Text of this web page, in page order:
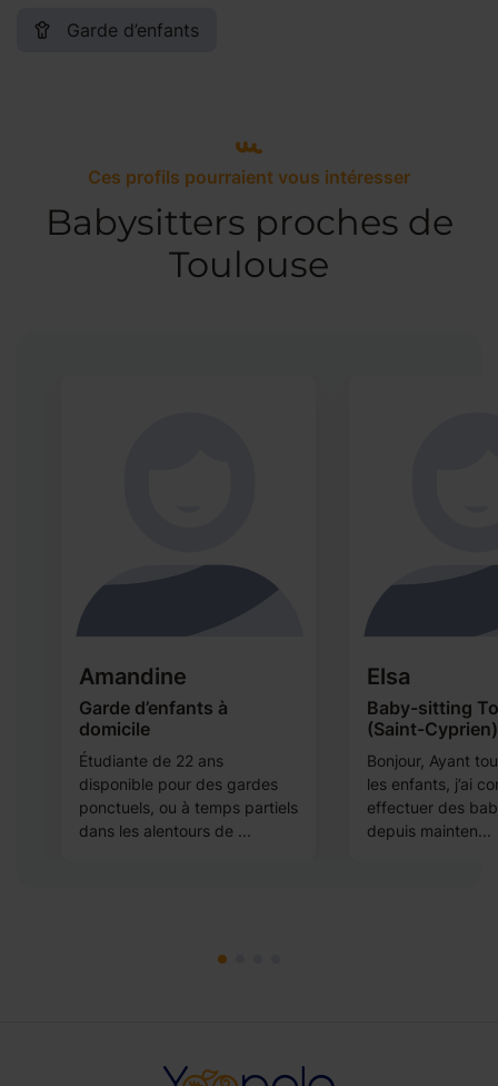
Garde d’enfants
Ces profils pourraient vous intéresser
Babysitters proches de
Toulouse
Amandine
Garde d’enfants à
domicile
Étudiante de 22 ans
disponible pour des gardes
ponctuels, ou à temps partiels
dans les alentours de ...
Elsa
Baby-sitting
(Saint-Cyprien)
Bonjour, Ayant
les enfants, j’ai
effectuer des
depuis mainten...